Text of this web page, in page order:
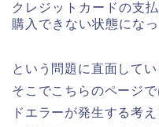
クレジットカードの支
購入できない状態にな
という問題に直面して
そこでこちらのページ
ドエラーが発生する考